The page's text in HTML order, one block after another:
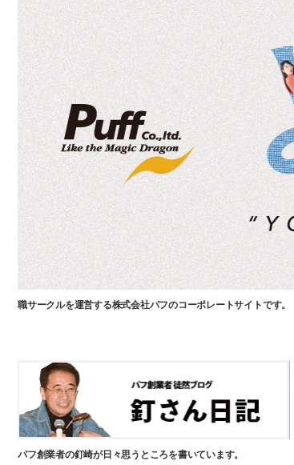
職サークルを運営する株式会社パフのコーポレートサイトです。
パフ創業者の釘崎が日々思うところを書いています。